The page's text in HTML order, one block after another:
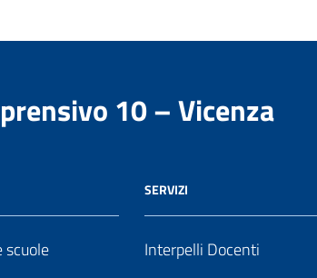
10 – Vicenza
scuole
SERVIZI
Interpelli Docenti